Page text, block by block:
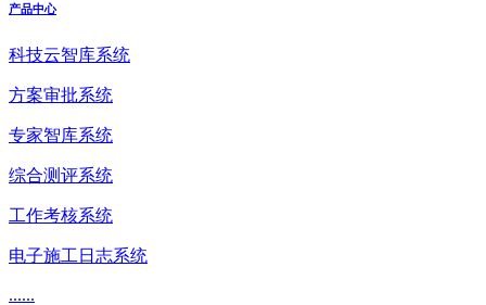
产品中心
科技云智库系统
方案审批系统
专家智库系统
综合测评系统
工作考核系统
电子施工日志系统
......